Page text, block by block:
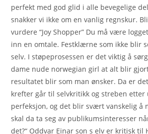
perfekt med god glid i alle bevegelige
snakker vi ikke om en vanlig regnskur.
vurdere “Joy Shopper” Du må være
inn en omtale. Festklærne som ikke blir
selv. I støpeprosessen er det viktig å
dame nude norwegian girl at alt blir
resultatet blir som man ønsker. Da er
krefter går til selvkritikk og streben etter
perfeksjon, og det blir svært vanskelig å
skal da ta seg av publikumsinteresser
det?“ Oddvar Einar son s elv er kritisk til